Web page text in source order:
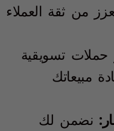
من ثقة العملاء
تسويقية
مبيعاتك
نضمن لك